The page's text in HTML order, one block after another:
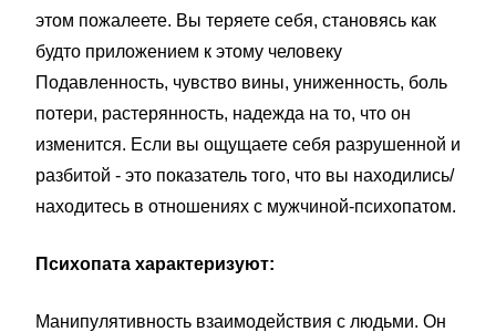
этом пожалеете. Вы теряете себя, становясь как
будто приложением к этому человеку
Подавленность, чувство вины, униженность, боль
потери, растерянность, надежда на то, что он
изменится. Если вы ощущаете себя разрушенной и
разбитой - это показатель того, что вы находились/
находитесь в отношениях с мужчиной-психопатом.
Психопата характеризуют:
Манипулятивность взаимодействия с людьми. Он